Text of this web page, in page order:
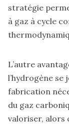
stratégie
à gaz à cycle
L’autre
l’hydrogène se
fabrication
du gaz
valoriser, alors